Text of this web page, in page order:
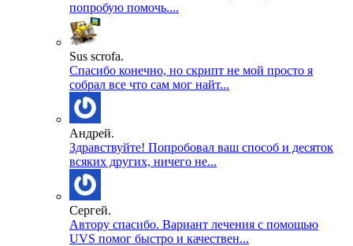
попробую помочь....
Sus scrofa.
Спасибо конечно, но скрипт не мой просто я
собрал все что сам мог найт...
Андрей.
Здравствуйте! Попробовал ваш способ и десяток
всяких других, ничего не...
Сергей.
Автору спасибо. Вариант лечения с помощью
UVS помог быстро и качествен...